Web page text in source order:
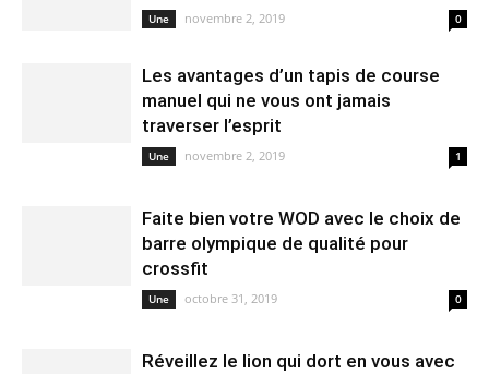
Une novembre 2, 2019 0
Les avantages d’un tapis de course
manuel qui ne vous ont jamais
traverser l’esprit
Une novembre 2, 2019 1
Faite bien votre WOD avec le choix de
barre olympique de qualité pour
crossfit
Une octobre 31, 2019 0
Réveillez le lion qui dort en vous avec